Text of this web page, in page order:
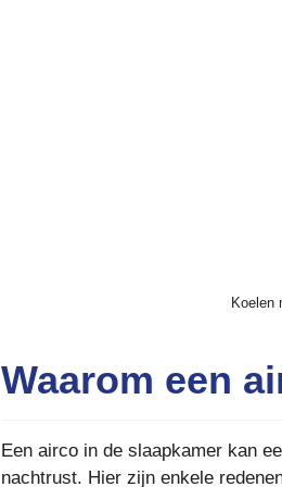
Koelen
Waarom een
Een airco in de slaapkamer kan
nachtrust. Hier zijn enkele